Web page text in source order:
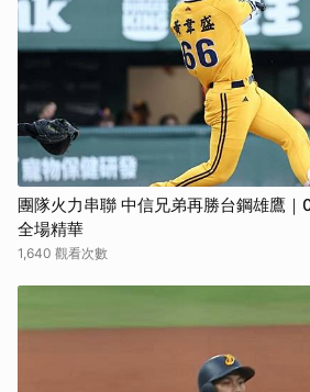
團隊火力串聯 中信兄弟再勝台鋼雄鷹
全場精華
1,640 觀看次數